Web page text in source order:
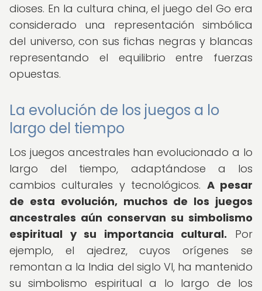
dioses. En la cultura china, el juego del Go era
considerado una representación simbólica
del universo, con sus fichas negras y blancas
representando el equilibrio entre fuerzas
opuestas.
La evolución de los juegos a lo
largo del tiempo
Los juegos ancestrales han evolucionado a lo
largo del tiempo, adaptándose a los
cambios culturales y tecnológicos. A pesar
de esta evolución, muchos de los juegos
ancestrales aún conservan su simbolismo
espiritual y su importancia cultural. Por
ejemplo, el ajedrez, cuyos orígenes se
remontan a la India del siglo VI, ha mantenido
su simbolismo espiritual a lo largo de los